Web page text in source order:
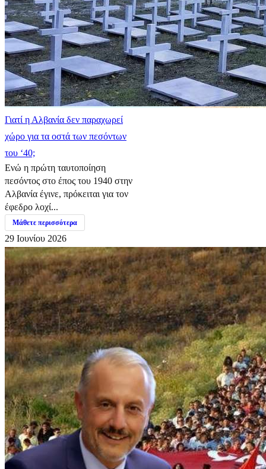
Γιατί η Αλβανία δεν παραχωρεί
χώρο για τα οστά των πεσόντων
του ‘40;
Ενώ η πρώτη ταυτοποίηση
πεσόντος στο έπος του 1940 στην
Αλβανία έγινε, πρόκειται για τον
έφεδρο λοχί...
Μάθετε περισσότερα
29 Ιουνίου 2026